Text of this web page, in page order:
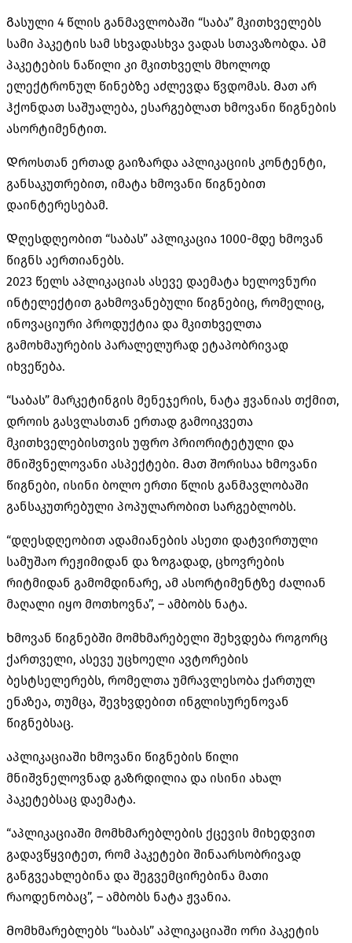
Გასული 4 წლის განმავლობაში “საბა” მკითხველებს
სამი პაკეტის სამ სხვადასხვა ვადას სთავაზობდა. Ამ
პაკეტების ნაწილი კი მკითხველს მხოლოდ
ელექტრონულ წინებზე აძლევდა წვდომას. Მათ არ
ჰქონდათ საშუალება, ესარგებლათ ხმოვანი წიგნების
ასორტიმენტით.
Დროსთან ერთად გაიზარდა აპლიკაციის კონტენტი,
განსაკუთრებით, იმატა ხმოვანი წიგნებით
დაინტერესებამ.
Დღესდღეობით “საბას” აპლიკაცია 1000-მდე ხმოვან
წიგნს აერთიანებს.
2023 წელს აპლიკაციას ასევე დაემატა ხელოვნური
ინტელექტით გახმოვანებული წიგნებიც, რომელიც,
ინოვაციური პროდუქტია და მკითხველთა
გამოხმაურების პარალელურად ეტაპობრივად
იხვეწება.
“Საბას” მარკეტინგის მენეჯერის, ნატა ჟვანიას თქმით,
დროის გასვლასთან ერთად გამოიკვეთა
მკითხველებისთვის უფრო პრიორიტეტული და
მნიშვნელოვანი ასპექტები. Მათ შორისაა ხმოვანი
წიგნები, ისინი ბოლო ერთი წლის განმავლობაში
განსაკუთრებული პოპულარობით სარგებლობს.
“დღესდღეობით ადამიანების ასეთი დატვირთული
სამუშაო რეჟიმიდან და ზოგადად, ცხოვრების
რიტმიდან გამომდინარე, ამ ასორტიმენტზე ძალიან
მაღალი იყო მოთხოვნა”, – ამბობს ნატა.
Ხმოვან წიგნებში მომხმარებელი შეხვდება როგორც
ქართველი, ასევე უცხოელი ავტორების
ბესტსელერებს, რომელთა უმრავლესობა ქართულ
ენაზეა, თუმცა, შევხვდებით ინგლისურენოვან
წიგნებსაც.
აპლიკაციაში ხმოვანი წიგნების წილი
მნიშვნელოვნად გაზრდილია და ისინი ახალ
პაკეტებსაც დაემატა.
“აპლიკაციაში მომხმარებლების ქცევის მიხედვით
გადავწყვიტეთ, რომ პაკეტები შინაარსობრივად
განგვეახლებინა და შეგვემცირებინა მათი
რაოდენობაც”, – ამბობს ნატა ჟვანია.
Მომხმარებლებს “საბას” აპლიკაციაში ორი პაკეტის